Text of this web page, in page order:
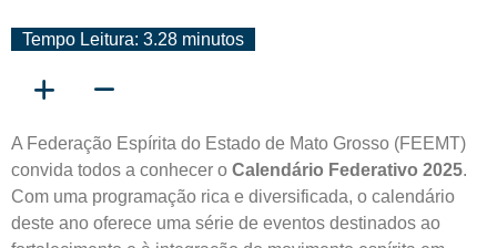
Tempo Leitura: 3.28 minutos
A Federação Espírita do Estado de Mato Grosso (FEEMT)
convida todos a conhecer o Calendário Federativo 2025.
Com uma programação rica e diversificada, o calendário
deste ano oferece uma série de eventos destinados ao